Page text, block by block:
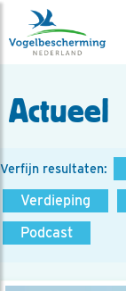
Actueel
Verfijn resultaten:
Verdieping
Podcast